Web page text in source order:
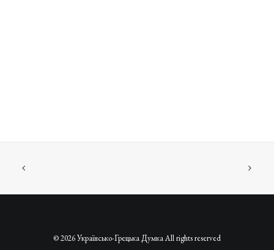
© 2026 Українсько-Грецька Думка All rights reserved